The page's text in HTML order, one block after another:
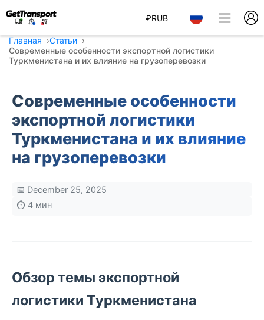
₽RUB
Главная
Статьи
Современные особенности экспортной логистики
Туркменистана и их влияние на грузоперевозки
Современные особенности
экспортной логистики
Туркменистана и их влияние
на грузоперевозки
📅 December 25, 2025
⏱️ 4 мин
Обзор темы экспортной
логистики Туркменистана